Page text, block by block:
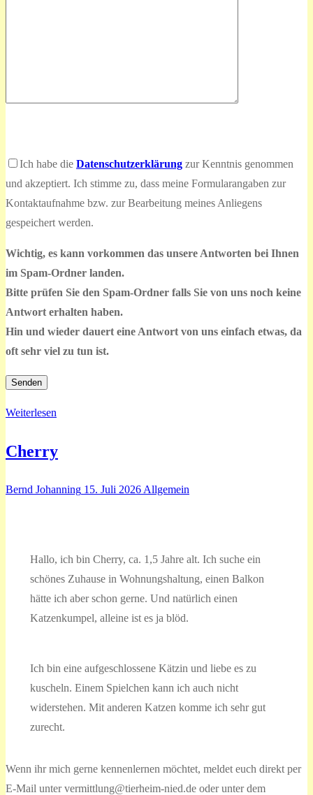
dieses
Feld
leer.
lasse
dieses
Feld
leer.
Ich habe die Datenschutzerklärung zur Kenntnis genommen
und akzeptiert. Ich stimme zu, dass meine Formularangaben zur
Kontaktaufnahme bzw. zur Bearbeitung meines Anliegens
gespeichert werden.
Wichtig, es kann vorkommen das unsere Antworten bei Ihnen
im Spam-Ordner landen.
Bitte prüfen Sie den Spam-Ordner falls Sie von uns noch keine
Antwort erhalten haben.
Hin und wieder dauert eine Antwort von uns einfach etwas, da
oft sehr viel zu tun ist.
Weiterlesen
Cherry
Bernd Johanning 15. Juli 2026 Allgemein
Hallo, ich bin Cherry, ca. 1,5 Jahre alt. Ich suche ein
schönes Zuhause in Wohnungshaltung, einen Balkon
hätte ich aber schon gerne. Und natürlich einen
Katzenkumpel, alleine ist es ja blöd.
Ich bin eine aufgeschlossene Kätzin und liebe es zu
kuscheln. Einem Spielchen kann ich auch nicht
widerstehen. Mit anderen Katzen komme ich sehr gut
zurecht.
Wenn ihr mich gerne kennenlernen möchtet, meldet euch direkt per
E-Mail unter vermittlung@tierheim-nied.de oder unter dem